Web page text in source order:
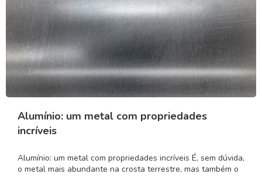
Alumínio: um metal com propriedades
incríveis
Alumínio: um metal com propriedades incríveis É, sem dúvida,
o metal mais abundante na crosta terrestre, mas também o